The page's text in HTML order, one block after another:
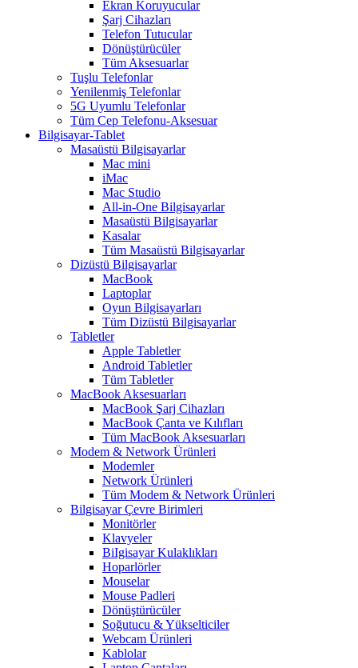
Ekran Koruyucular
Şarj Cihazları
Telefon Tutucular
Dönüştürücüler
Tüm Aksesuarlar
Tuşlu Telefonlar
Yenilenmiş Telefonlar
5G Uyumlu Telefonlar
Tüm Cep Telefonu-Aksesuar
Bilgisayar-Tablet
Masaüstü Bilgisayarlar
Mac mini
iMac
Mac Studio
All-in-One Bilgisayarlar
Masaüstü Bilgisayarlar
Kasalar
Tüm Masaüstü Bilgisayarlar
Dizüstü Bilgisayarlar
MacBook
Laptoplar
Oyun Bilgisayarları
Tüm Dizüstü Bilgisayarlar
Tabletler
Apple Tabletler
Android Tabletler
Tüm Tabletler
MacBook Aksesuarları
MacBook Şarj Cihazları
MacBook Çanta ve Kılıfları
Tüm MacBook Aksesuarları
Modem & Network Ürünleri
Modemler
Network Ürünleri
Tüm Modem & Network Ürünleri
Bilgisayar Çevre Birimleri
Monitörler
Klavyeler
BiIgisayar Kulaklıkları
Hoparlörler
Mouselar
Mouse Padleri
Dönüştürücüler
Soğutucu & Yükselticiler
Webcam Ürünleri
Kablolar